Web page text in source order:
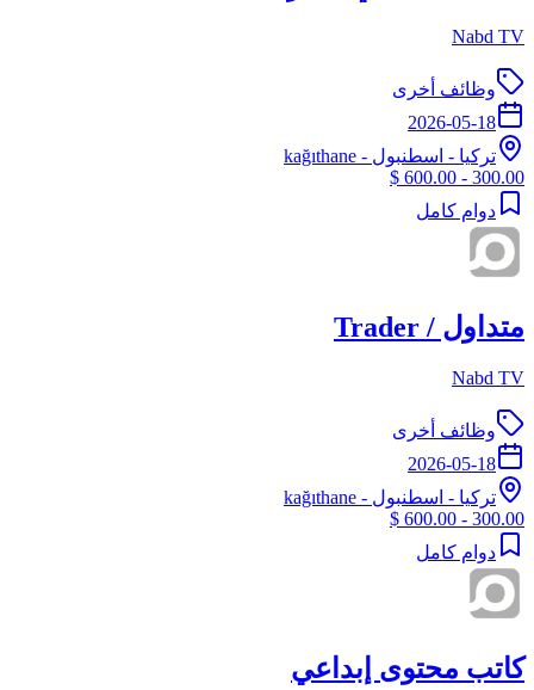
Nabd TV
وظائف أخرى
2026-05-18
تركيا - اسطنبول - kağıthane
300.00 - 600.00 $
دوام كامل
متداول / Trader
Nabd TV
وظائف أخرى
2026-05-18
تركيا - اسطنبول - kağıthane
300.00 - 600.00 $
دوام كامل
كاتب محتوى إبداعي